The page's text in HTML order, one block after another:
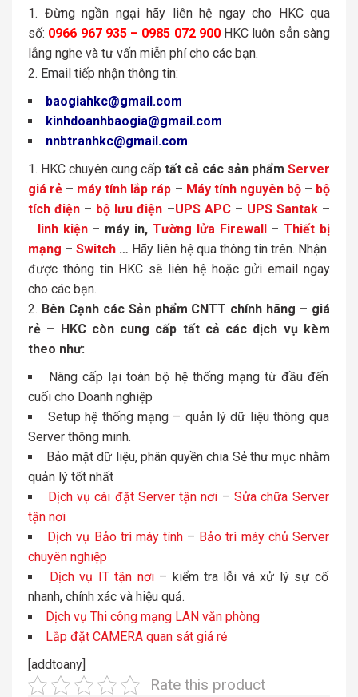
Đừng ngần ngại hãy liên hệ ngay cho HKC qua
số: 0966 967 935 – 0985 072 900HKC luôn sẳn sàng
lắng nghe và tư vấn miễn phí cho các bạn.
Email tiếp nhận thông tin:
baogiahkc@gmail.com
kinhdoanhbaogia@gmail.com
nnbtranhkc@gmail.com
HKC chuyên cung cấp tất cả các sản phẩm Server
giá rẻ – máy tính lắp ráp – Máy tính nguyên bộ– bộ
tích điện – bộ lưu điện –UPS APC– UPS Santak–
linh kiện– máy in, Tường lửa Firewall–Thiết bị
mạng –Switch … Hãy liên hệ qua thông tin trên. Nhận
được thông tin HKC sẽ liên hệ hoặc gửi email ngay
cho các bạn.
Bên Cạnh các Sản phẩm CNTT chính hãng – giá
rẻ – HKC còn cung cấp tất cả các dịch vụ kèm
theo như:
Nâng cấp lại toàn bộ hệ thống mạng từ đầu đến
cuối cho Doanh nghiệp
Setup hệ thống mạng – quản lý dữ liệu thông qua
Server thông minh.
Bảo mật dữ liệu, phân quyền chia Sẻ thư mục nhằm
quản lý tốt nhất
Dịch vụ cài đặt Server tận nơi –Sửa chữa Server
tận nơi
Dịch vụ Bảo trì máy tính – Bảo trì máy chủ Server
chuyên nghiệp
Dịch vụ IT tận nơi – kiểm tra lỗi và xử lý sự cố
nhanh, chính xác và hiệu quả.
Dịch vụ Thi công mạng LAN văn phòng
Lắp đặt CAMERA quan sát giá rẻ
[addtoany]
Rate this product